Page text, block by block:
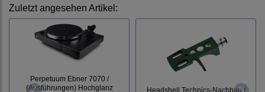
Zuletzt angesehen Artikel:
Perpetuum Ebner 7070 /
(Ausführungen) Hochglanz
Headshell Technics-Nachbau /